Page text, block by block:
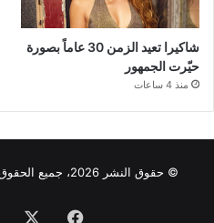
شاكيرا تعيد الزمن 30 عاماً بصورة
حيّرت الجمهور
منذ 4 ساعات
© حقوق النشر 2026، جميع الحقوق محفوظة |
فيسبوك